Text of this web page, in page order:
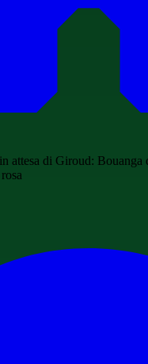
attesa di Giroud: Bouanga